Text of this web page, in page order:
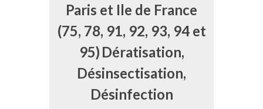
Paris et Ile de France
(75, 78, 91, 92, 93, 94 et
95) Dératisation,
Désinsectisation,
Désinfection